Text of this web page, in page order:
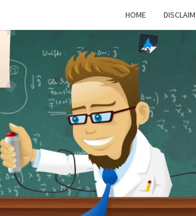
HOME
Gutbürgerliche
Reime Und
Mehr! In
Blogform.
Total Old
School!